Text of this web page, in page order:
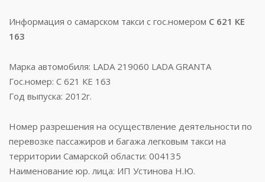
Информация о самарском такси с гос.номером С 621 КЕ
163
Марка автомобиля: LADA 219060 LADA GRANTA
Гос.номер: С 621 КЕ 163
Год выпуска: 2012г.
Номер разрешения на осуществление деятельности по
перевозке пассажиров и багажа легковым такси на
территории Самарской области: 004135
Наименование юр. лица: ИП Устинова Н.Ю.